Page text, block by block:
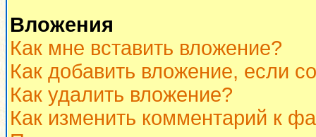
Вложения
Как мне вставить вложение?
Как добавить вложение, если
Как удалить вложение?
Как изменить комментарий к